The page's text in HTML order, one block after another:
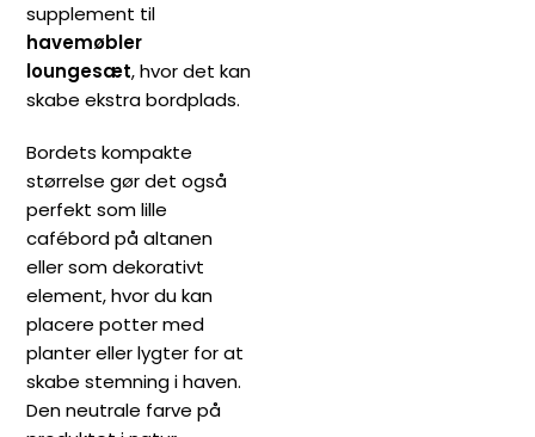
supplement til
havemøbler
loungesæt, hvor det kan
skabe ekstra bordplads.
Bordets kompakte
størrelse gør det også
perfekt som lille
cafébord på altanen
eller som dekorativt
element, hvor du kan
placere potter med
planter eller lygter for at
skabe stemning i haven.
Den neutrale farve på